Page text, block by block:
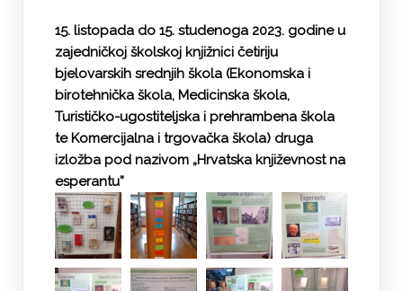
15. listopada do 15. studenoga 2023. godine u
zajedničkoj školskoj knjižnici četiriju
bjelovarskih srednjih škola (Ekonomska i
birotehnička škola, Medicinska škola,
Turističko-ugostiteljska i prehrambena škola
te Komercijalna i trgovačka škola) druga
izložba pod nazivom „Hrvatska književnost na
esperantu”